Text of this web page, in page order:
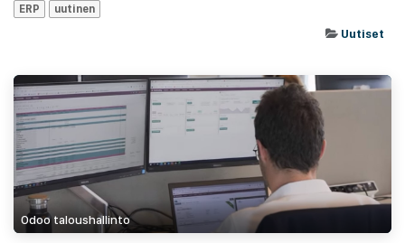
ERP
uutinen
Uutiset
Odoo taloushallinto